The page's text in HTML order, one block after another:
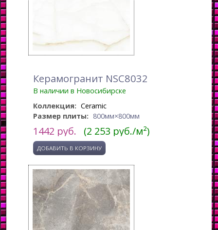
Керамогранит NSC8032
В наличии в Новосибирске
Коллекция: Ceramic
Размер плиты: 800мм×800мм
1442 руб. (2 253 руб./м²)